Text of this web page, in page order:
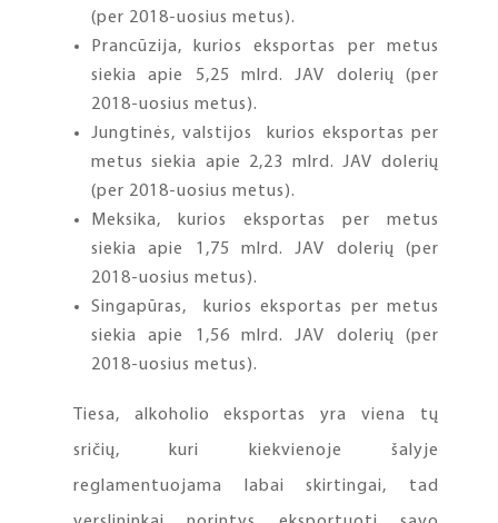
(per 2018-uosius metus).
Prancūzija, kurios eksportas per metus
siekia apie 5,25 mlrd. JAV dolerių (per
2018-uosius metus).
Jungtinės, valstijos kurios eksportas per
metus siekia apie 2,23 mlrd. JAV dolerių
(per 2018-uosius metus).
Meksika, kurios eksportas per metus
siekia apie 1,75 mlrd. JAV dolerių (per
2018-uosius metus).
Singapūras, kurios eksportas per metus
siekia apie 1,56 mlrd. JAV dolerių (per
2018-uosius metus).
Tiesa, alkoholio eksportas yra viena tų
sričių, kuri kiekvienoje šalyje
reglamentuojama labai skirtingai, tad